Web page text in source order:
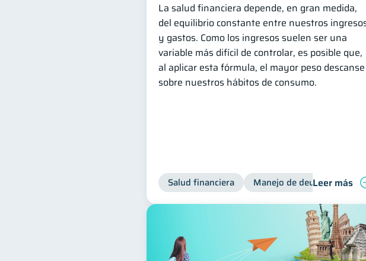
La salud financiera depende, en gran medida,
del equilibrio constante entre nuestros
y gastos. Como los ingresos suelen ser una
variable más difícil de controlar, es posible que,
al aplicar esta fórmula, el mayor peso descanse
sobre nuestros hábitos de consumo.
Salud financiera Manejo de deudasLeer más